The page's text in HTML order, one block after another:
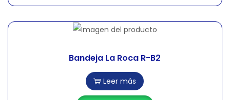
Bandeja La Roca R-B2
Leer más